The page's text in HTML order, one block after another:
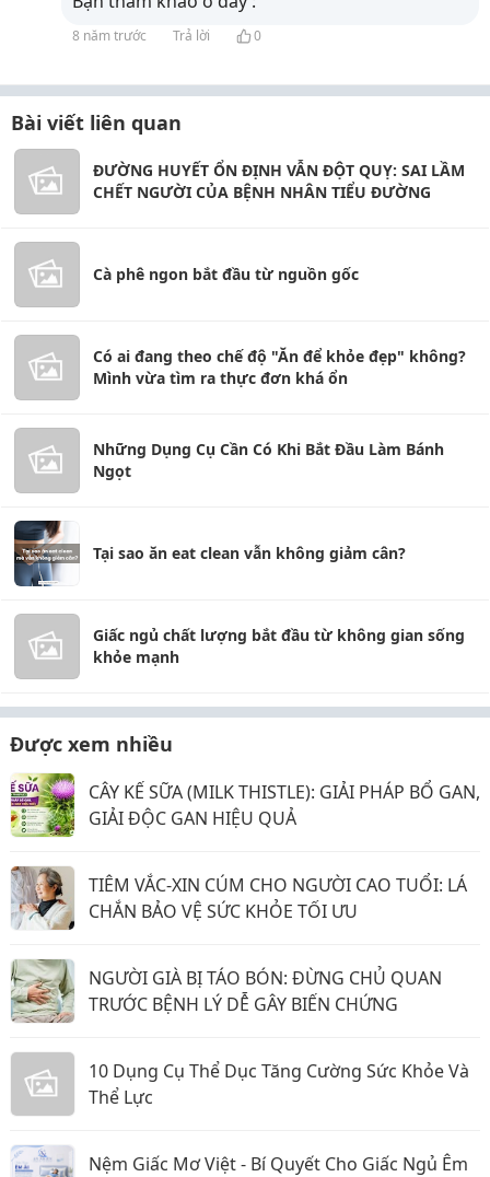
8 năm trước Trả lời 0
Bài viết liên quan
ĐƯỜNG HUYẾT ỔN ĐỊNH VẪN ĐỘT QUỴ: SAI LẦM
CHẾT NGƯỜI CỦA BỆNH NHÂN TIỂU ĐƯỜNG
Cà phê ngon bắt đầu từ nguồn gốc
Có ai đang theo chế độ "Ăn để khỏe đẹp" không?
Mình vừa tìm ra thực đơn khá ổn
Những Dụng Cụ Cần Có Khi Bắt Đầu Làm Bánh
Ngọt
Tại sao ăn eat clean vẫn không giảm cân?
Giấc ngủ chất lượng bắt đầu từ không gian sống
khỏe mạnh
Được xem nhiều
CÂY KẾ SỮA (MILK THISTLE): GIẢI PHÁP BỔ GAN,
GIẢI ĐỘC GAN HIỆU QUẢ
TIÊM VẮC-XIN CÚM CHO NGƯỜI CAO TUỔI: LÁ
CHẮN BẢO VỆ SỨC KHỎE TỐI ƯU
NGƯỜI GIÀ BỊ TÁO BÓN: ĐỪNG CHỦ QUAN
TRƯỚC BỆNH LÝ DỄ GÂY BIẾN CHỨNG
10 Dụng Cụ Thể Dục Tăng Cường Sức Khỏe Và
Thể Lực
Nệm Giấc Mơ Việt - Bí Quyết Cho Giấc Ngủ Êm